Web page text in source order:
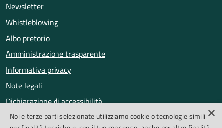
Newsletter
Whistleblowing
Albo pretorio
Amministrazione trasparente
Informativa privacy
Note legali
Dichiarazione di accessibilità
Obiettivi di accessibilità
×
Noi e terze parti selezionate utilizziamo cookie o tecnologie simili